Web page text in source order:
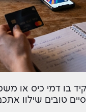
בו דמי כיס או
טובים שילוו